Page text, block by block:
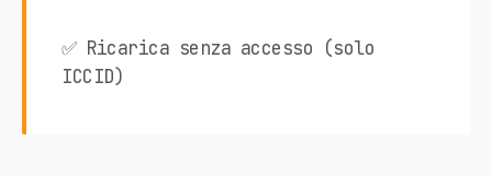
✅ Ricarica senza accesso (solo
ICCID)